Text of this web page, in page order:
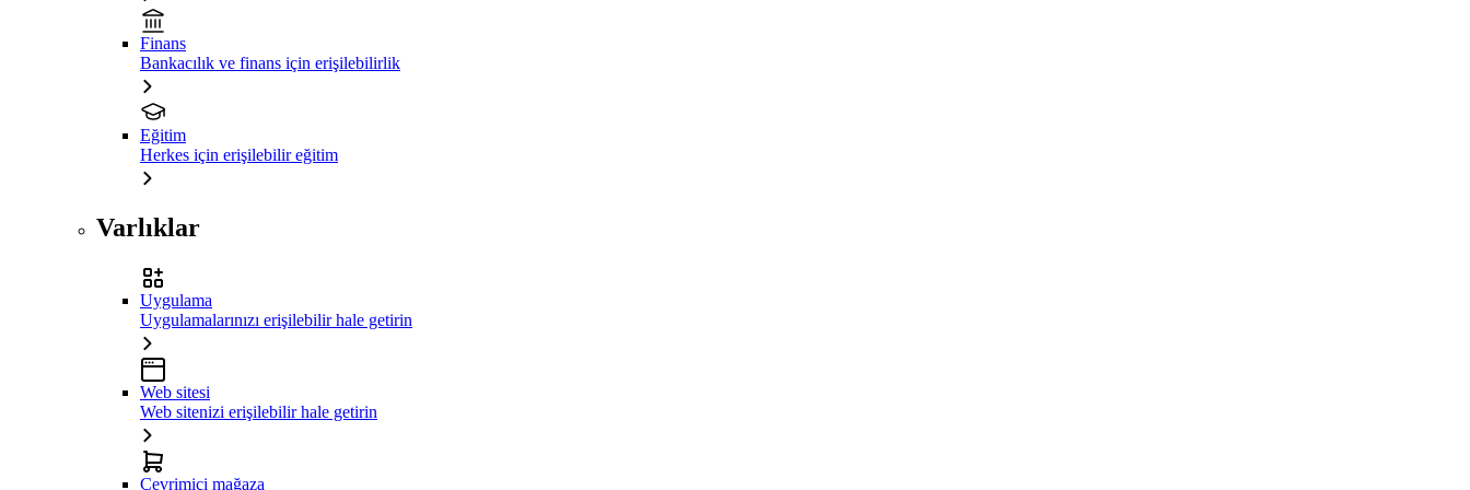
Finans
Bankacılık ve finans için erişilebilirlik
Eğitim
Herkes için erişilebilir eğitim
Varlıklar
Uygulama
Uygulamalarınızı erişilebilir hale getirin
Web sitesi
Web sitenizi erişilebilir hale getirin
Çevrimiçi mağaza